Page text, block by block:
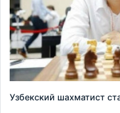
Узбекский шахматист